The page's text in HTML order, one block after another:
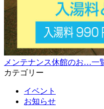
メンテナンス休館のお…一
カテゴリー
イベント
お知らせ